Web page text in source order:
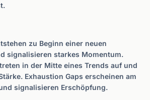
zu Beginn einer neuen
signalisieren starkes Momentum.
in der Mitte eines Trends auf und
Exhaustion Gaps erscheinen am
signalisieren Erschöpfung.